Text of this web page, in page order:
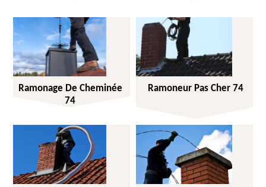
Ramonage De Cheminée
74
Ramoneur Pas Cher 74